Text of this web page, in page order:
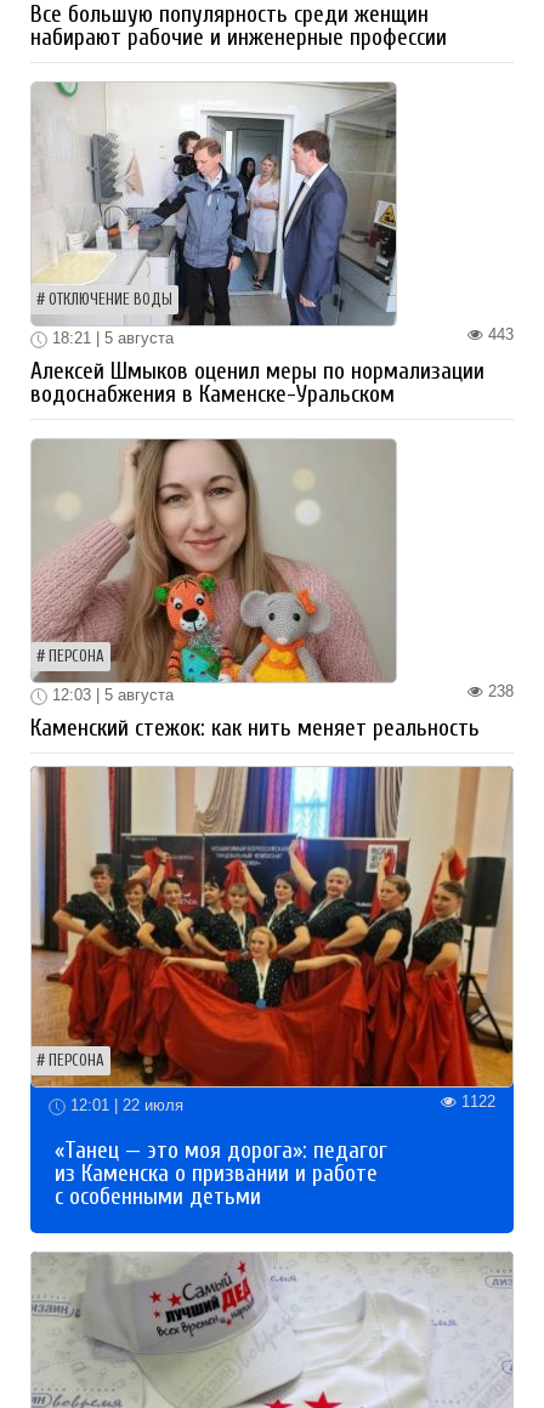
Все большую популярность среди женщин
набирают рабочие и инженерные профессии
ОТКЛЮЧЕНИЕ ВОДЫ
443
18:21 | 5 августа
Алексей Шмыков оценил меры по нормализации
водоснабжения в Каменске-Уральском
ПЕРСОНА
238
12:03 | 5 августа
Каменский стежок: как нить меняет реальность
ПЕРСОНА
12:01 | 22 июля 1122
«Танец — это моя дорога»: педагог
из Каменска о призвании и работе
с особенными детьми